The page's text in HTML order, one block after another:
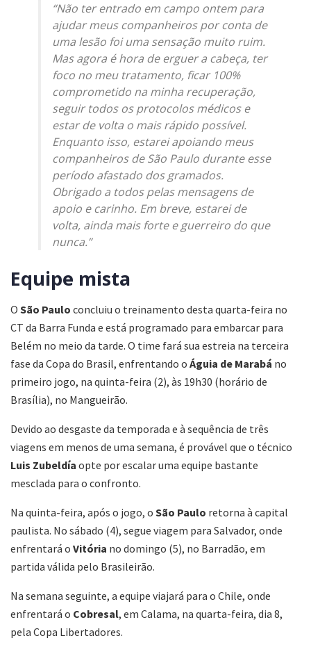
“Não ter entrado em campo ontem para
ajudar meus companheiros por conta de
uma lesão foi uma sensação muito ruim.
Mas agora é hora de erguer a cabeça, ter
foco no meu tratamento, ficar 100%
comprometido na minha recuperação,
seguir todos os protocolos médicos e
estar de volta o mais rápido possível.
Enquanto isso, estarei apoiando meus
companheiros de São Paulo durante esse
período afastado dos gramados.
Obrigado a todos pelas mensagens de
apoio e carinho. Em breve, estarei de
volta, ainda mais forte e guerreiro do que
nunca.”
Equipe mista
O São Paulo concluiu o treinamento desta quarta-feira no
CT da Barra Funda e está programado para embarcar para
Belém no meio da tarde. O time fará sua estreia na terceira
fase da Copa do Brasil, enfrentando o Águia de Marabá no
primeiro jogo, na quinta-feira (2), às 19h30 (horário de
Brasília), no Mangueirão.
Devido ao desgaste da temporada e à sequência de três
viagens em menos de uma semana, é provável que o técnico
Luis Zubeldía opte por escalar uma equipe bastante
mesclada para o confronto.
Na quinta-feira, após o jogo, o São Paulo retorna à capital
paulista. No sábado (4), segue viagem para Salvador, onde
enfrentará o Vitória no domingo (5), no Barradão, em
partida válida pelo Brasileirão.
Na semana seguinte, a equipe viajará para o Chile, onde
enfrentará o Cobresal, em Calama, na quarta-feira, dia 8,
pela Copa Libertadores.